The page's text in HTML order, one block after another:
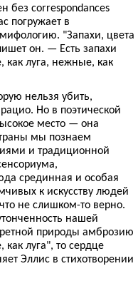
без correspondances
погружает в
"Запахи, цвета
он. — Есть запахи
как луга, нежные, как
нельзя убить,
Но в поэтической
место — она
мы познаем
и традиционной
срединная и особая
к искусству людей
не слишком-то верно.
нашей
природы амброзию
как луга", то сердце
Эллис в стихотворении